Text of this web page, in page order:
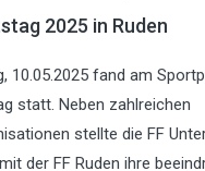
2025 in Ruden
10.05.2025 fand am
statt. Neben zahlreichen
stellte die FF
der FF Ruden ihre